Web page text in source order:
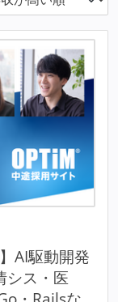
AI駆動開発
シス・医